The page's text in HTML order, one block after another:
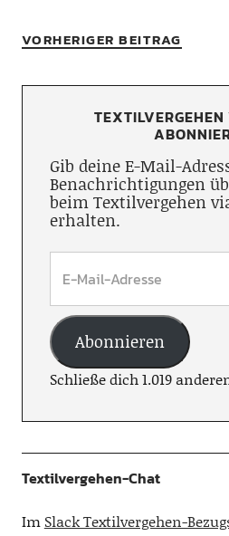
VORHERIGER BEITRAG
Gib deine E-Mail-
Benachrichtigungen
beim Textilvergehen
erhalten.
Abonnieren
Schließe dich 1.019
Textilvergehen-Chat
Im Slack Textilvergehen-